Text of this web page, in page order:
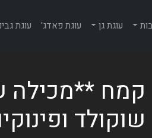
עוגת גן עוגת פאדג' עוגת
קמח